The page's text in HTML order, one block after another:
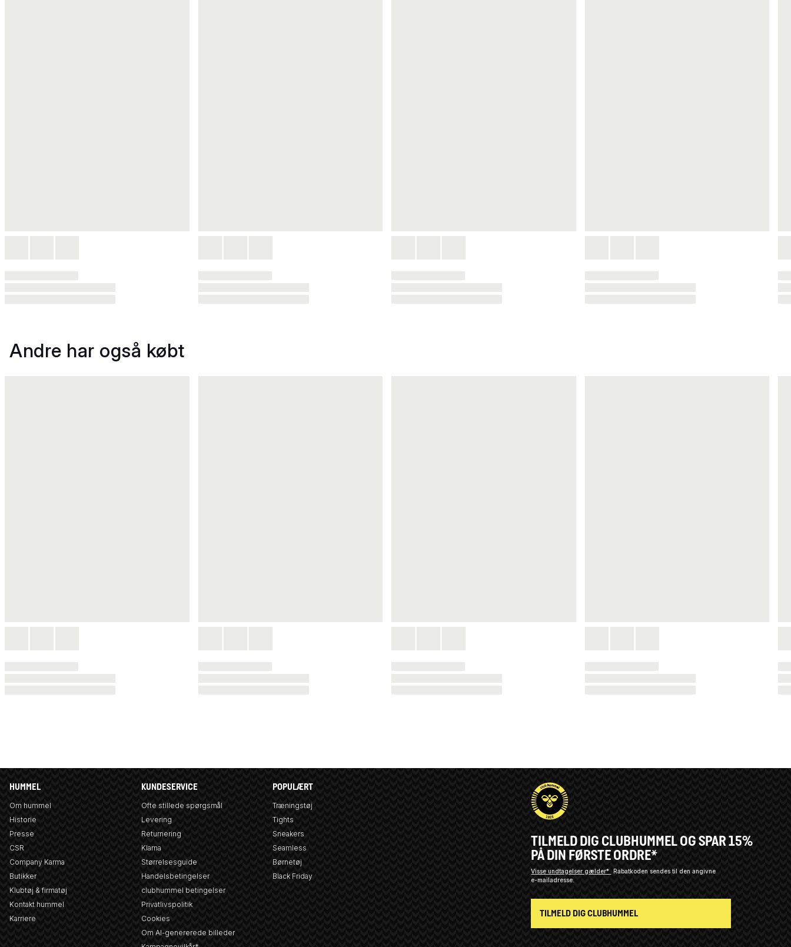
Andre har også købt
HUMMEL
Om hummel
Historie
Presse
CSR
Company Karma
Butikker
Klubtøj & firmatøj
Kontakt hummel
Karriere
KUNDESERVICE
Ofte stillede spørgsmål
Levering
Returnering
Klarna
Størrelsesguide
Handelsbetingelser
clubhummel betingelser
Privatlivspolitik
Cookies
Om AI-genererede billeder
POPULÆRT
Træningstøj
Tights
Sneakers
Seamless
Børnetøj
Black Friday
TILMELD DIG CLUBHUMMEL OG SPAR 15%
PÅ DIN FØRSTE ORDRE*
Visse undtagelser gælder*
Rabatkoden sendes til den angivne
e-mailadresse.
TILMELD DIG CLUBHUMMEL